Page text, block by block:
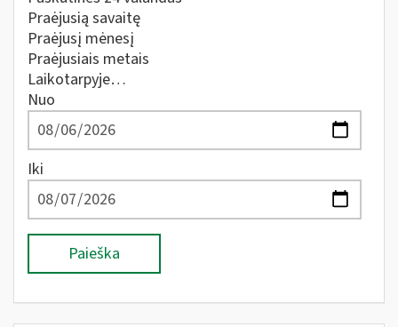
Praėjusią savaitę
Praėjusį mėnesį
Praėjusiais metais
Laikotarpyje…
Nuo
Iki
Paieška